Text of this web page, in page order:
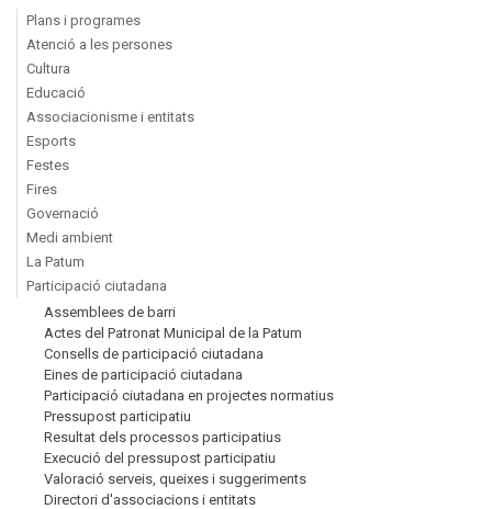
Plans i programes
Atenció a les persones
Cultura
Educació
Associacionisme i entitats
Esports
Festes
Fires
Governació
Medi ambient
La Patum
Participació ciutadana
Assemblees de barri
Actes del Patronat Municipal de la Patum
Consells de participació ciutadana
Eines de participació ciutadana
Participació ciutadana en projectes normatius
Pressupost participatiu
Resultat dels processos participatius
Execució del pressupost participatiu
Valoració serveis, queixes i suggeriments
Directori d'associacions i entitats